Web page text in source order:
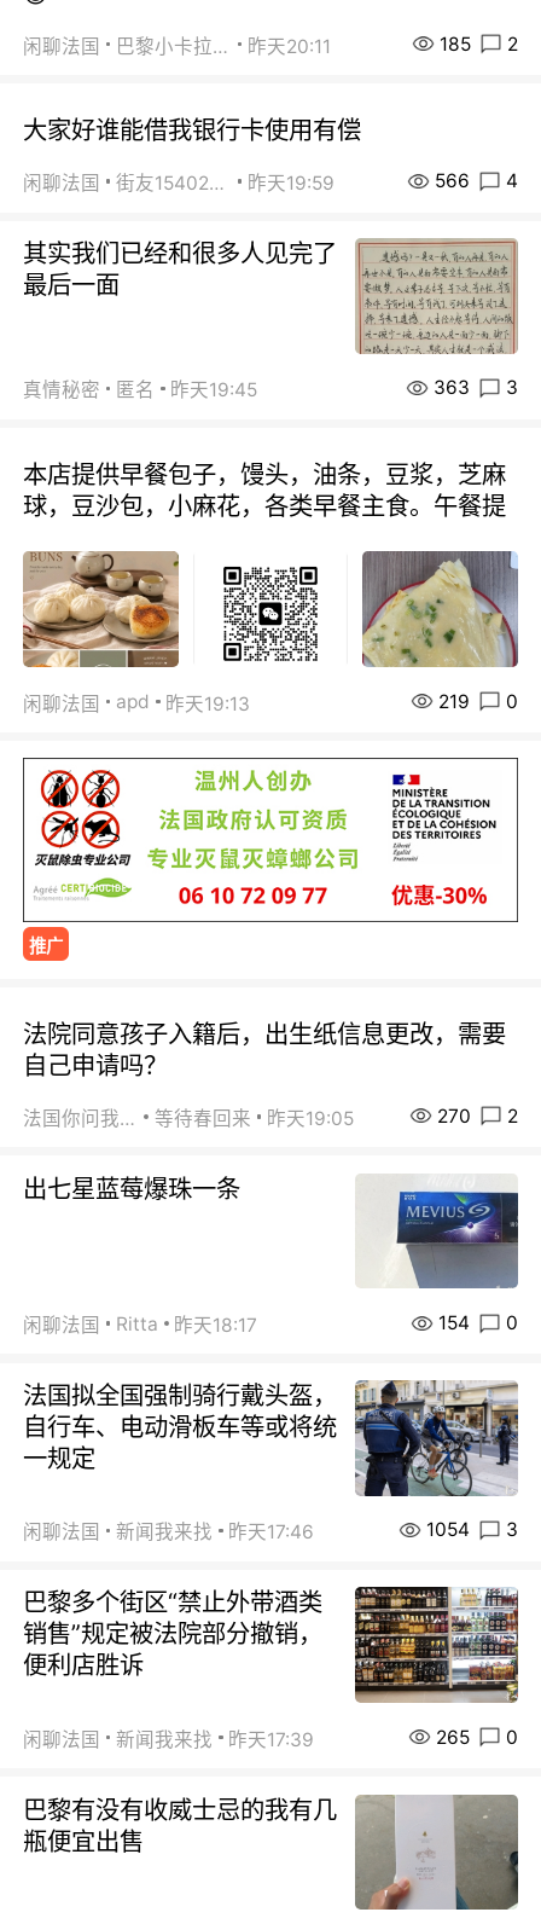
闲聊法国 巴黎小卡拉咪 昨天20:11 185 2
大家好谁能借我银行卡使用有偿
闲聊法国 街友15402223 昨天19:59 566 4
其实我们已经和很多人见完了
最后一面
真情秘密 匿名 昨天19:45 363 3
本店提供早餐包子，馒头，油条，豆浆，芝麻
球，豆沙包，小麻花，各类早餐主食。午餐提
闲聊法国 apd 昨天19:13 219 0
推广
法院同意孩子入籍后，出生纸信息更改，需要
自己申请吗？
法国你问我答 等待春回来 昨天19:05 270 2
出七星蓝莓爆珠一条
闲聊法国 Ritta 昨天18:17 154 0
法国拟全国强制骑行戴头盔，
自行车、电动滑板车等或将统
一规定
闲聊法国 新闻我来找 昨天17:46 1054 3
巴黎多个街区“禁止外带酒类
销售”规定被法院部分撤销，
便利店胜诉
闲聊法国 新闻我来找 昨天17:39 265 0
巴黎有没有收威士忌的我有几
瓶便宜出售